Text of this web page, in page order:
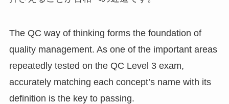
The QC way of thinking forms the foundation of
quality management. As one of the important areas
repeatedly tested on the QC Level 3 exam,
accurately matching each concept’s name with its
definition is the key to passing.